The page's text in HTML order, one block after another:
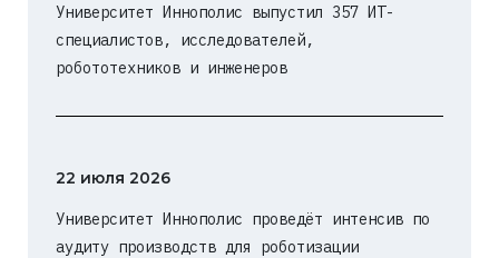
Университет Иннополис выпустил 357 ИТ-
специалистов, исследователей,
робототехников и инженеров
22 июля 2026
Университет Иннополис проведёт интенсив по
аудиту производств для роботизации